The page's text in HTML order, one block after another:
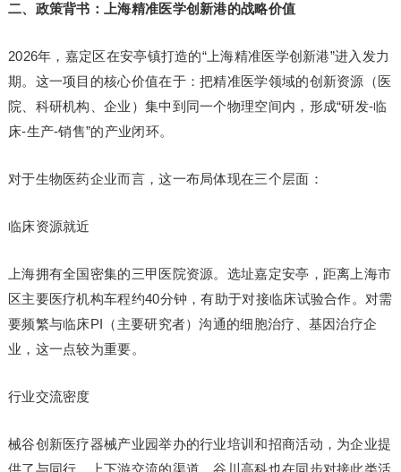
二、政策背书：上海精准医学创新港的战略价值
2026年，嘉定区在安亭镇打造的“上海精准医学创新港”进入发力
期。这一项目的核心价值在于：把精准医学领域的创新资源（医
院、科研机构、企业）集中到同一个物理空间内，形成“研发-临
床-生产-销售”的产业闭环。
对于生物医药企业而言，这一布局体现在三个层面：
临床资源就近
上海拥有全国密集的三甲医院资源。选址嘉定安亭，距离上海市
区主要医疗机构车程约40分钟，有助于对接临床试验合作。对需
要频繁与临床PI（主要研究者）沟通的细胞治疗、基因治疗企
业，这一点较为重要。
行业交流密度
械谷创新医疗器械产业园举办的行业培训和招商活动，为企业提
供了与同行、上下游交流的渠道。谷川高科也在同步对接此类活